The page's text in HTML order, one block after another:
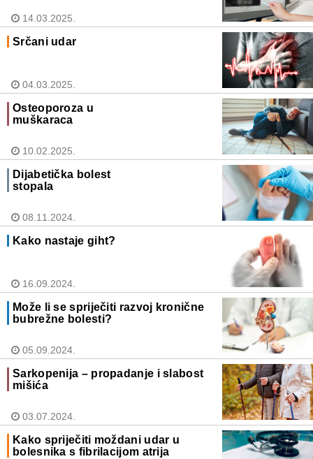
14.03.2025.
Srčani udar
04.03.2025.
Osteoporoza u
muškaraca
10.02.2025.
Dijabetička bolest
stopala
08.11.2024.
Kako nastaje giht?
16.09.2024.
Može li se spriječiti razvoj kronične
bubrežne bolesti?
05.09.2024.
Sarkopenija – propadanje i slabost
mišića
03.07.2024.
Kako spriječiti moždani udar u
bolesnika s fibrilacijom atrija